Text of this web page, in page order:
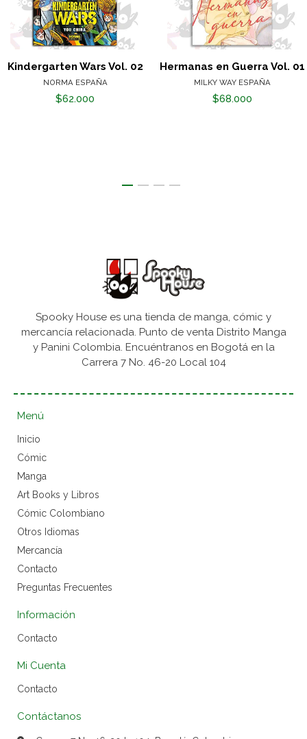
Kindergarten Wars Vol. 02
NORMA ESPAÑA
$62.000
Hermanas en Guerra Vol. 01
MILKY WAY ESPAÑA
$68.000
Spooky House es una tienda de manga, cómic y
mercancía relacionada. Punto de venta Distrito Manga
y Panini Colombia. Encuéntranos en Bogotá en la
Carrera 7 No. 46-20 Local 104
Menú
Inicio
Cómic
Manga
Art Books y Libros
Cómic Colombiano
Otros Idiomas
Mercancía
Contacto
Preguntas Frecuentes
Información
Contacto
Mi Cuenta
Contacto
Contáctanos